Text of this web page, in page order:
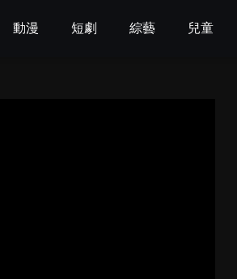
動漫 短劇 綜藝 兒童